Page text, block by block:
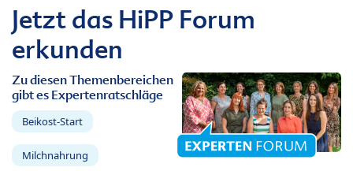
Jetzt das HiPP Forum
erkunden
Zu diesen Themenbereichen
gibt es Expertenratschläge
Beikost-Start
Milchnahrung